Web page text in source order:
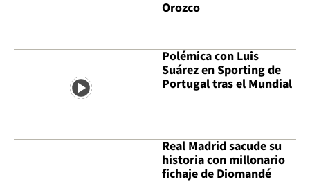
Orozco
Polémica con Luis
Suárez en Sporting de
Portugal tras el Mundial
Real Madrid sacude su
historia con millonario
fichaje de Diomandé